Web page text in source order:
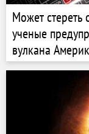
Может стереть
ученые
вулкана